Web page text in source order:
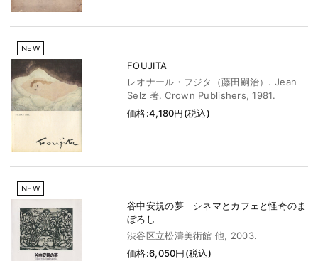
NEW
FOUJITA
レオナール・フジタ（藤田嗣治）. Jean
Selz 著. Crown Publishers, 1981.
価格:4,180円(税込)
NEW
谷中安規の夢 シネマとカフェと怪奇のま
ぼろし
渋谷区立松濤美術館 他, 2003.
価格:6,050円(税込)